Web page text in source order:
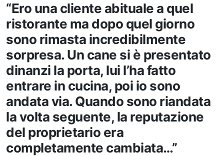
“Ero una cliente abituale a quel
ristorante ma dopo quel giorno
sono rimasta incredibilmente
sorpresa. Un cane si è presentato
dinanzi la porta, lui l’ha fatto
entrare in cucina, poi io sono
andata via. Quando sono riandata
la volta seguente, la reputazione
del proprietario era
completamente cambiata…”